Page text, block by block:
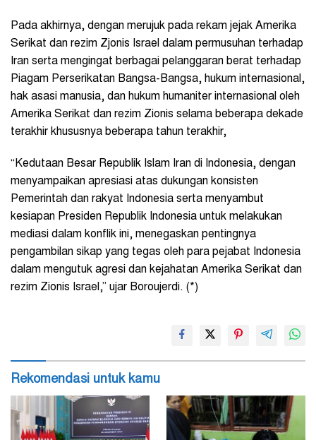
Pada akhirnya, dengan merujuk pada rekam jejak Amerika
Serikat dan rezim Zjonis Israel dalam permusuhan terhadap
Iran serta mengingat berbagai pelanggaran berat terhadap
Piagam Perserikatan Bangsa-Bangsa, hukum internasional,
hak asasi manusia, dan hukum humaniter internasional oleh
Amerika Serikat dan rezim Zionis selama beberapa dekade
terakhir khususnya beberapa tahun terakhir,
“Kedutaan Besar Republik Islam Iran di Indonesia, dengan
menyampaikan apresiasi atas dukungan konsisten
Pemerintah dan rakyat Indonesia serta menyambut
kesiapan Presiden Republik Indonesia untuk melakukan
mediasi dalam konflik ini, menegaskan pentingnya
pengambilan sikap yang tegas oleh para pejabat Indonesia
dalam mengutuk agresi dan kejahatan Amerika Serikat dan
rezim Zionis Israel,” ujar Boroujerdi. (*)
Rekomendasi untuk kamu